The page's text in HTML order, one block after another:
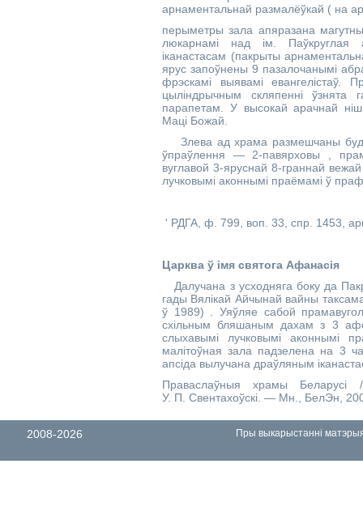
арнаментальнай размалёўкай ( на
перыметры зала апяразана
люкарнамі над ім. Паўкруглая
іканастасам (пакрыты
ярус запоўнены 9 пазалочанымі
фрэскамі выявамі евангелістаў.
цыліндрычным скляпенні ўзнята
парапетам. У высокай арачнай
Маці Божай.
Злева ад храма размешчаны
ўпраўлення — 2-павярховы ,
вуглавой 3-яруснай 8-граннай
лучковымі аконнымі праёмамі ў
' РДГА, ф. 799, воп. 33, спр. 1453,
Царква ў імя святога Афанасія
Далучана з усходняга боку да
гады Вялікай Айчынай вайны
ў 1989) . Уяўляе сабой
схільным бляшаным дахам з 3
слыхавымі лучковымі аконнымі
малітоўная зала падзелена на 3
апсіда вылучана драўляным
Праваслаўныя храмы
У. П. Свентахоўскі. — Мн., БелЭн,
2008-2026 Пры выкарыстанні